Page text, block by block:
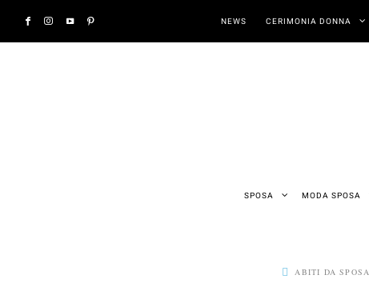
NEWS CERIMONIA DONNA
SPOSA MODA SPOSA
ABITI DA SPOSA